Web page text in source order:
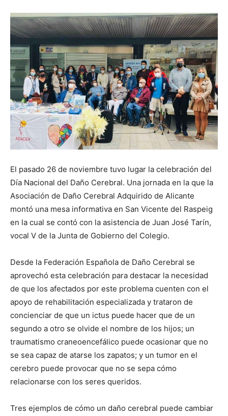
El pasado 26 de noviembre tuvo lugar la celebración del
Día Nacional del Daño Cerebral. Una jornada en la que la
Asociación de Daño Cerebral Adquirido de Alicante
montó una mesa informativa en San Vicente del Raspeig
en la cual se contó con la asistencia de Juan José Tarín,
vocal V de la Junta de Gobierno del Colegio.
Desde la Federación Española de Daño Cerebral se
aprovechó esta celebración para destacar la necesidad
de que los afectados por este problema cuenten con el
apoyo de rehabilitación especializada y trataron de
concienciar de que un ictus puede hacer que de un
segundo a otro se olvide el nombre de los hijos; un
traumatismo craneoencefálico puede ocasionar que no
se sea capaz de atarse los zapatos; y un tumor en el
cerebro puede provocar que no se sepa cómo
relacionarse con los seres queridos.
Tres ejemplos de cómo un daño cerebral puede cambiar